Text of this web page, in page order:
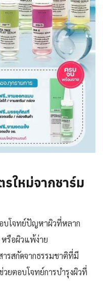
รใหม่จากชาร์ม
โจทย์ปัญหาผิวที่หลาก
รือผิวแพ้ง่าย
ารสกัดจากธรรมชาติที่มี
ยตอบโจทย์การบำรุงผิวที่